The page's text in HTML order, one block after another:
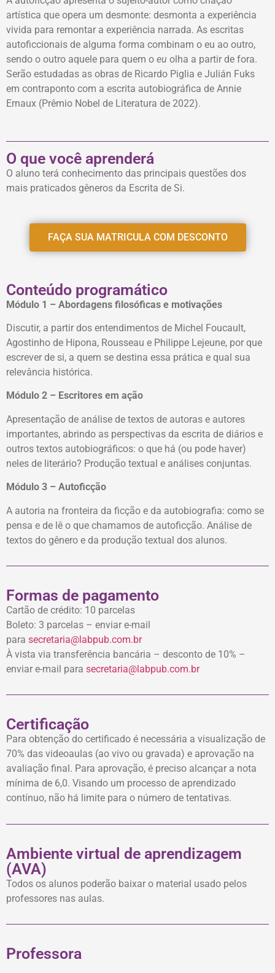
artística que opera um desmonte: desmonta a experiência
vivida para remontar a experiência narrada. As escritas
autoficcionais de alguma forma combinam o eu ao outro,
sendo o outro aquele para quem o eu olha a partir de fora.
Serão estudadas as obras de Ricardo Piglia e Julián Fuks
em contraponto com a escrita autobiográfica de Annie
Ernaux (Prêmio Nobel de Literatura de 2022).
O que você aprenderá
O aluno terá conhecimento das principais questões dos
mais praticados gêneros da Escrita de Si.
FAÇA SUA MATRICULA COM DESCONTO
Conteúdo programático
Módulo 1 – Abordagens filosóficas e motivações
Discutir, a partir dos entendimentos de Michel Foucault,
Agostinho de Hipona, Rousseau e Philippe Lejeune, por que
escrever de si, a quem se destina essa prática e qual sua
relevância histórica.
Módulo 2 – Escritores em ação
Apresentação de análise de textos de autoras e autores
importantes, abrindo as perspectivas da escrita de diários e
outros textos autobiográficos: o que há (ou pode haver)
neles de literário? Produção textual e análises conjuntas.
Módulo 3 – Autoficção
A autoria na fronteira da ficção e da autobiografia: como se
pensa e de lê o que chamamos de autoficção. Análise de
textos do gênero e da produção textual dos alunos.
Formas de pagamento
Cartão de crédito: 10 parcelas
Boleto: 3 parcelas – enviar e-mail
para secretaria@labpub.com.br
À vista via transferência bancária – desconto de 10% –
enviar e-mail para secretaria@labpub.com.br
Certificação
Para obtenção do certificado é necessária a visualização de
70% das videoaulas (ao vivo ou gravada) e aprovação na
avaliação final. Para aprovação, é preciso alcançar a nota
mínima de 6,0. Visando um processo de aprendizado
contínuo, não há limite para o número de tentativas.
Ambiente virtual de aprendizagem
(AVA)
Todos os alunos poderão baixar o material usado pelos
professores nas aulas.
Professora